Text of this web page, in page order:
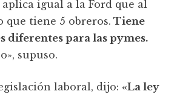
aplica igual a la Ford que al
que tiene 5 obreros. Tiene
diferentes para las pymes.
supuso.
laboral, dijo: «La ley